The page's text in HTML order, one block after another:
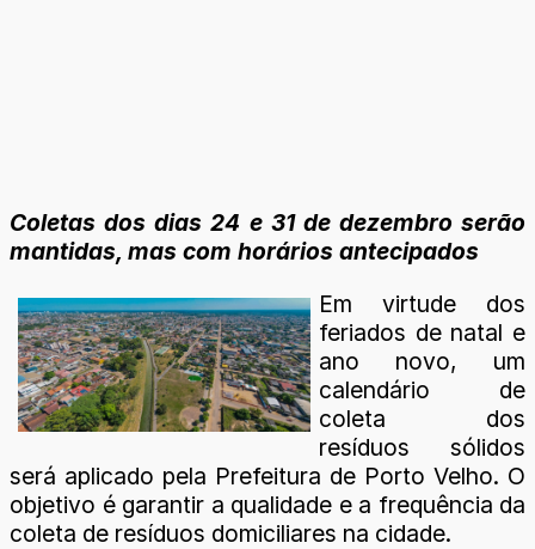
Coletas dos dias 24 e 31 de dezembro serão
mantidas, mas com horários antecipados
Em virtude dos
feriados de natal e
ano novo, um
calendário de
coleta dos
resíduos sólidos
será aplicado pela Prefeitura de Porto Velho. O
objetivo é garantir a qualidade e a frequência da
coleta de resíduos domiciliares na cidade.